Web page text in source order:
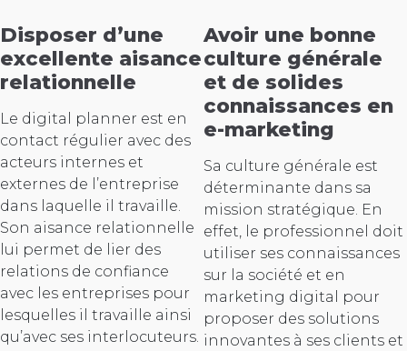
Disposer d’une
excellente aisance
relationnelle
Le digital planner est en
contact régulier avec des
acteurs internes et
externes de l’entreprise
dans laquelle il travaille.
Son aisance relationnelle
lui permet de lier des
relations de confiance
avec les entreprises pour
lesquelles il travaille ainsi
qu’avec ses interlocuteurs.
Avoir une bonne
culture générale
et de solides
connaissances en
e-marketing
Sa culture générale est
déterminante dans sa
mission stratégique. En
effet, le professionnel doit
utiliser ses connaissances
sur la société et en
marketing digital pour
proposer des solutions
innovantes à ses clients et